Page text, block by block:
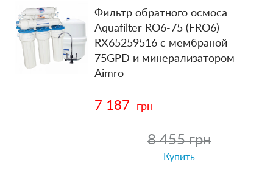
Фильтр обратного осмоса
Aquafilter RO6-75 (FRO6)
RX65259516 с мембраной
75GPD и минерализатором
Aimro
7 187 грн
8 455 грн
Купить